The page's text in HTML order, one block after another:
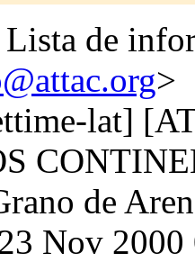
de
>
lat]
de
Nov